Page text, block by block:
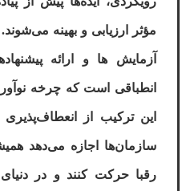
مؤثر ارزیابی و بهینه
آزمایش‌ ها و ارائه
انطباقی است که چرخه
این ترکیب از انعطاف‌پذیری
سازمان‌ها اجازه می‌دهد
رقبا حرکت کنند و در